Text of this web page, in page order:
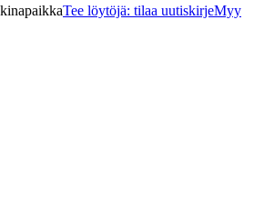
Tee löytöjä: tilaa uutiskirjeMyy